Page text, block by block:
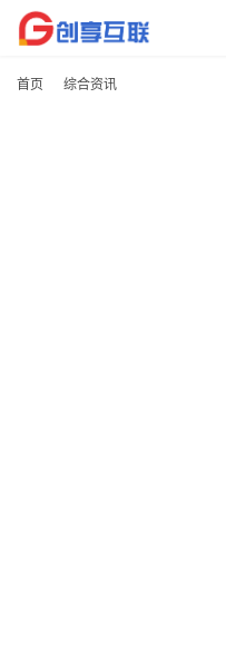
首页 综合资讯